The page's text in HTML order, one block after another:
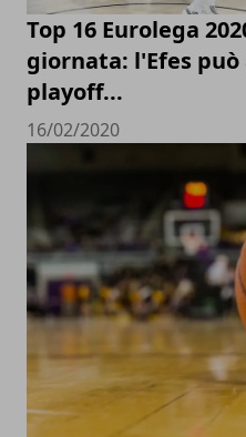
Top 16 Eurolega
giornata: l'Efes
playoff...
16/02/2020